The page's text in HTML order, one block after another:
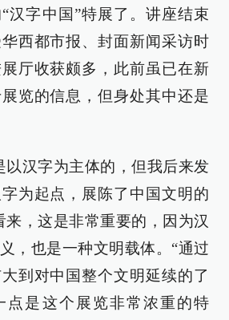
汉字中国”特展了。讲座结束
西都市报、封面新闻采访时
厅收获颇多，此前虽已在新
览的信息，但身处其中还是
以汉字为主体的，但我后来发
为起点，展陈了中国文明的
来，这是非常重要的，因为汉
，也是一种文明载体。“通过
到对中国整个文明延续的了
点是这个展览非常浓重的特